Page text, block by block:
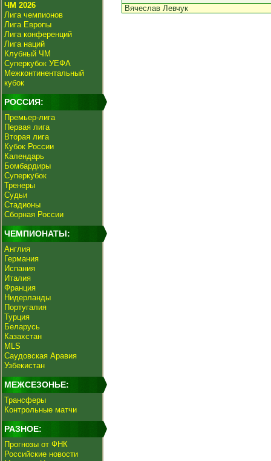
ЧМ 2026
Лига чемпионов
Лига Европы
Лига конференций
Лига наций
Клубный ЧМ
Суперкубок УЕФА
Межконтинентальный
кубок
РОССИЯ:
Премьер-лига
Первая лига
Вторая лига
Кубок России
Календарь
Бомбардиры
Суперкубок
Тренеры
Судьи
Стадионы
Сборная России
ЧЕМПИОНАТЫ:
Англия
Германия
Испания
Италия
Франция
Нидерланды
Португалия
Турция
Беларусь
Казахстан
MLS
Саудовская Аравия
Узбекистан
МЕЖСЕЗОНЬЕ:
Трансферы
Контрольные матчи
РАЗНОЕ:
Прогнозы от ФНК
Российские новости
Вячеслав Левчук